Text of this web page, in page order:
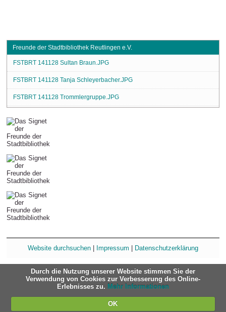
Freunde der Stadtbibliothek Reutlingen e.V.
FSTBRT 141128 Sultan Braun.JPG
FSTBRT 141128 Tanja Schleyerbacher.JPG
FSTBRT 141128 Trommlergruppe.JPG
Website durchsuchen Impressum Datenschutzerklärung
Durch die Nutzung unserer Website stimmen Sie der
Verwendung von Cookies zur Verbesserung des Online-
Erlebnisses zu. Mehr Informationen
OK